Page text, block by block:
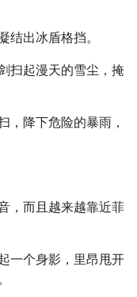
结出冰盾格挡。
扫起漫天的雪尘，掩
，降下危险的暴雨，
，而且越来越靠近菲
一个身影，里昂甩开